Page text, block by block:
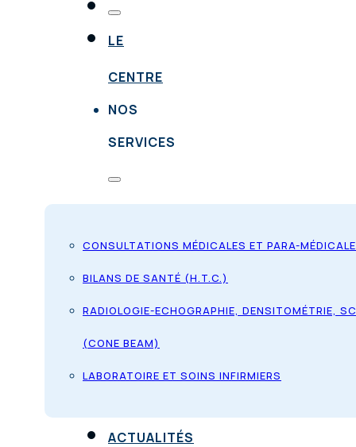
LE
CENTRE
NOS
SERVICES
CONSULTATIONS MÉDICALES ET PARA-
BILANS DE SANTÉ (H.T.C.)
RADIOLOGIE-ECHOGRAPHIE, DENSITOMÉTRIE,
(CONE BEAM)
LABORATOIRE ET SOINS INFIRMIERS
ACTUALITÉS